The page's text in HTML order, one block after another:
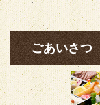
ごあいさつ